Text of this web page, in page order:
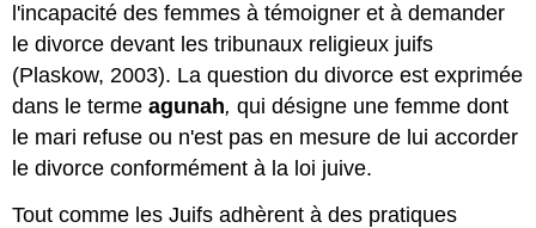
l'incapacité des femmes à témoigner et à demander
le divorce devant les tribunaux religieux juifs
(Plaskow, 2003). La question du divorce est exprimée
dans le termeagunah, qui désigne une femme dont
le mari refuse ou n'est pas en mesure de lui accorder
le divorce conformément à la loi juive.
Tout comme les Juifs adhèrent à des pratiques